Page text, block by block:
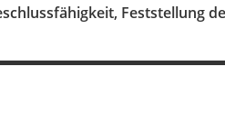
Feststellung